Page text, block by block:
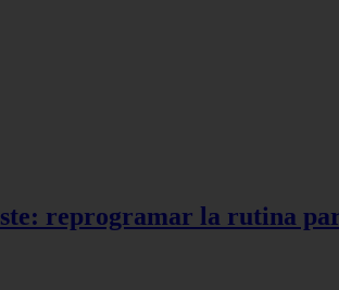
reprogramar la rutina